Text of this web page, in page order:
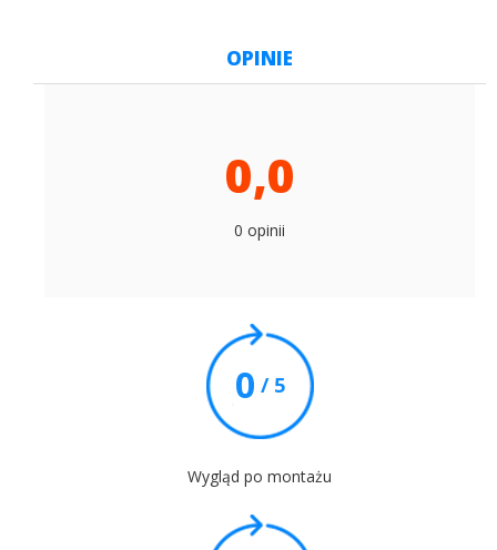
OPINIE
0,0
0 opinii
0 / 5
Wygląd po montażu